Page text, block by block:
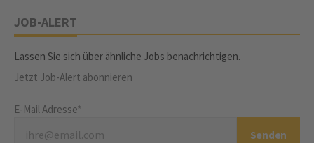
JOB-ALERT
Lassen Sie sich über ähnliche Jobs benachrichtigen.
Jetzt Job-Alert abonnieren
E-Mail Adresse*